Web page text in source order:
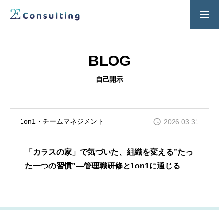
人材育成／経営サポートプログラム
CONTENTS
2E Consulting の人材育成について
COMPANY
会社概要と代表紹介
BLOG
自己開示
1on1・チームマネジメント 2026.03.31
「カラスの家」で気づいた、組織を変える”たっ
た一つの習慣”―管理職研修と1on1に通じる、